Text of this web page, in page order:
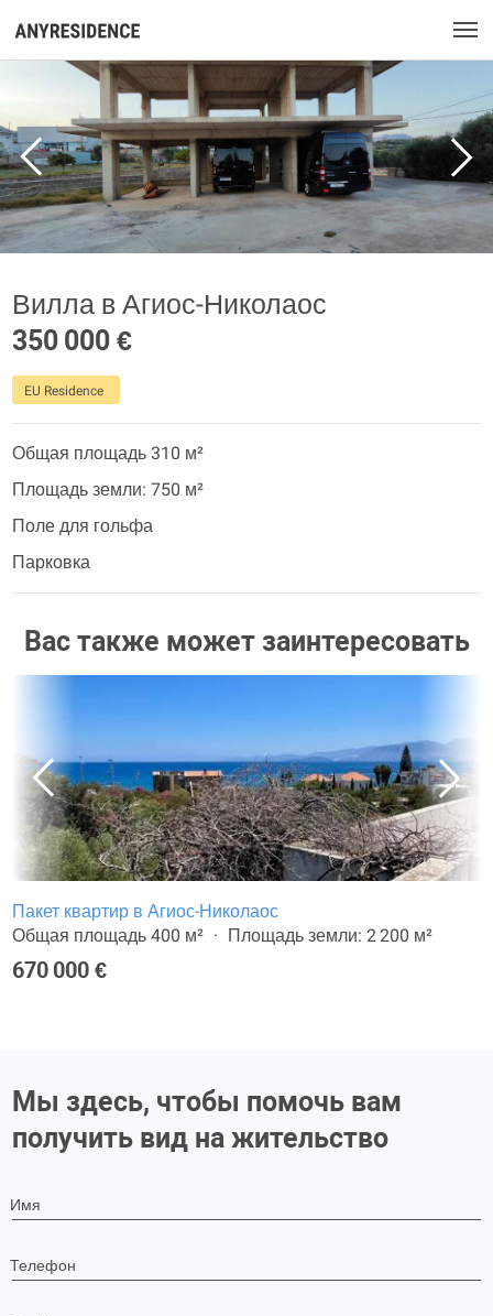
Вилла в Агиос-Николаос
350 000 €
EU Residence
Общая площадь 310 м²
Площадь земли: 750 м²
Поле для гольфа
Парковка
Вас также может заинтересовать
Пакет квартир в Агиос-Николаос
Общая площадь 400 м²
Площадь земли: 2 200 м²
670 000 €
Мы здесь, чтобы помочь вам
получить вид на жительство
Имя
Телефон